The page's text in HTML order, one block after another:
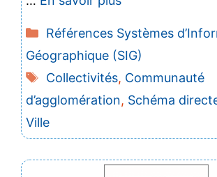
Catégories
Références Systèmes
Géographique (SIG)
Étiquettes
Collectivités, Communauté
d’agglomération, Schéma
Ville